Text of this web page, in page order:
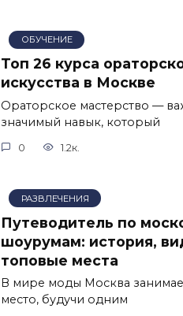
ОБУЧЕНИЕ
Топ 26 курса
искусства в Москве
Ораторское мастерство —
значимый навык, который
0 1.2к.
РАЗВЛЕЧЕНИЯ
Путеводитель по
шоурумам: история,
топовые места
В мире моды Москва
место, будучи одним